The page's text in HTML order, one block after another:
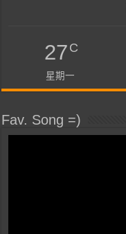
27C
星期一
Fav. Song =)